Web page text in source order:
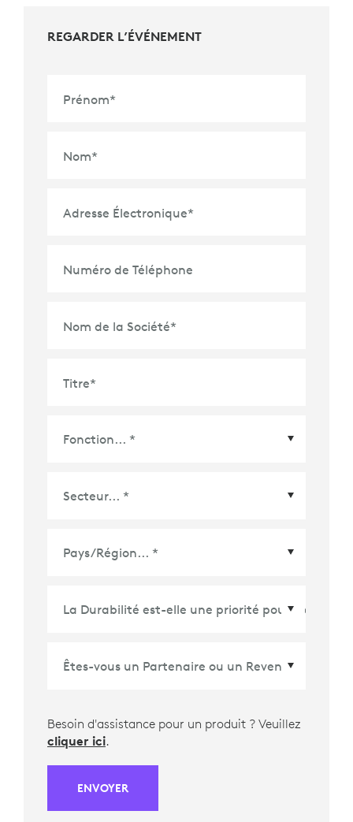
REGARDER L’ÉVÉNEMENT
Prénom*
Nom*
Adresse Électronique*
Numéro de Téléphone
Nom de la Société*
Titre*
Besoin d'assistance pour un produit ? Veuillez
cliquer ici.
ENVOYER